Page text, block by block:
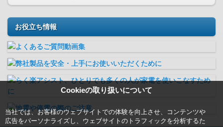
Cookieの取り扱いについて
当社では、お客様のウェブサイトでの体験を向上させ、コンテンツや
広告をパーソナライズし、ウェブサイトのトラフィックを分析するた
お役立ち情報